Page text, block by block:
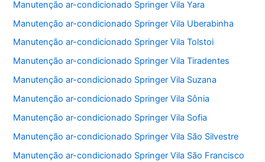
Manutenção ar-condicionado Springer Vila Yara
Manutenção ar-condicionado Springer Vila Uberabinha
Manutenção ar-condicionado Springer Vila Tolstoi
Manutenção ar-condicionado Springer Vila Tiradentes
Manutenção ar-condicionado Springer Vila Suzana
Manutenção ar-condicionado Springer Vila Sônia
Manutenção ar-condicionado Springer Vila Sofia
Manutenção ar-condicionado Springer Vila São Silvestre
Manutenção ar-condicionado Springer Vila São Francisco